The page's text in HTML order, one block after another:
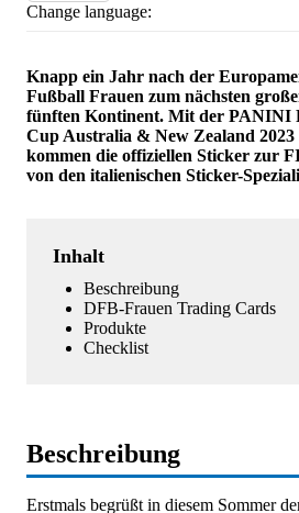
Change language:
Knapp ein Jahr nach der
Fußball Frauen zum nächsten
fünften Kontinent. Mit der PANINI
Cup Australia & New Zealand
kommen die offiziellen Sticker zur
von den italienischen Sticker-
Inhalt
Beschreibung
DFB-Frauen Trading Cards
Produkte
Checklist
Beschreibung
Erstmals begrüßt in diesem Sommer